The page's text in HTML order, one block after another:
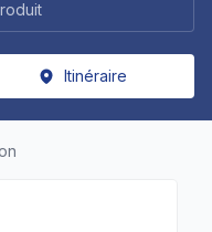
Itinéraire